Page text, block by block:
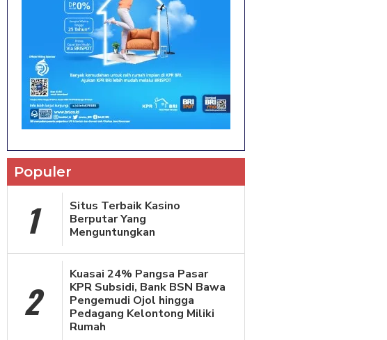
Populer
1
Situs Terbaik Kasino
Berputar Yang
Menguntungkan
2
Kuasai 24% Pangsa Pasar
KPR Subsidi, Bank BSN Bawa
Pengemudi Ojol hingga
Pedagang Kelontong Miliki
Rumah